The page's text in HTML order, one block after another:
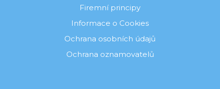
Firemní principy
Informace o Cookies
Ochrana osobních údajů
Ochrana oznamovatelů